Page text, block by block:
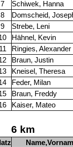
7
Schiwek, Hanna
8
Domscheid,
9
Strebe, Leni
Hähnel, Kevin
11
Ringies, Alexander
Braun, Justin
Kneisel, Theresa
Feder, Milan
Braun, Freddy
Kaiser, Mateo
6 km